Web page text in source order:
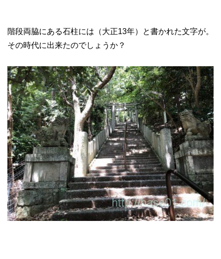
階段両脇にある石柱には（大正13年）と書かれた文字が。
その時代に出来たのでしょうか？